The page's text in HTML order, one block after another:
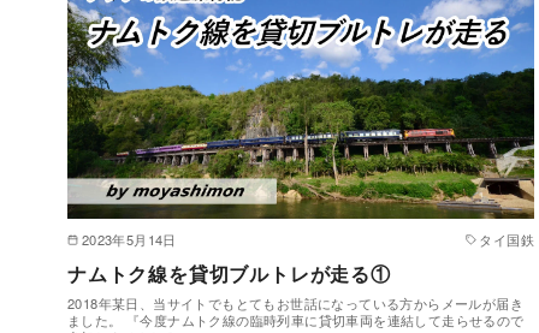
2023年5月14日 タイ国鉄
ナムトク線を貸切ブルトレが走る①
2018年某日、当サイトでもとてもお世話になっている方からメールが届き
ました。 『今度ナムトク線の臨時列車に貸切車両を連結して走らせるので